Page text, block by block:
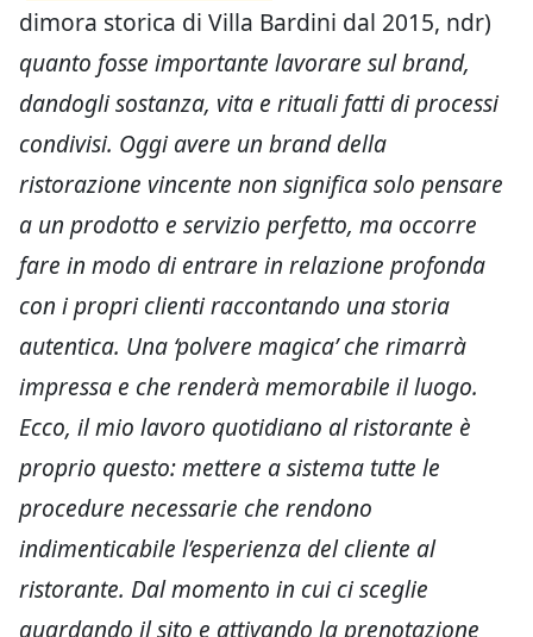
dimora storica di Villa Bardini dal 2015, ndr)
quanto fosse importante lavorare sul brand,
dandogli sostanza, vita e rituali fatti di processi
condivisi. Oggi avere un brand della
ristorazione vincente non significa solo pensare
a un prodotto e servizio perfetto, ma occorre
fare in modo di entrare in relazione profonda
con i propri clienti raccontando una storia
autentica. Una ‘polvere magica’ che rimarrà
impressa e che renderà memorabile il luogo.
Ecco, il mio lavoro quotidiano al ristorante è
proprio questo: mettere a sistema tutte le
procedure necessarie che rendono
indimenticabile l’esperienza del cliente al
ristorante. Dal momento in cui ci sceglie
guardando il sito e attivando la prenotazione